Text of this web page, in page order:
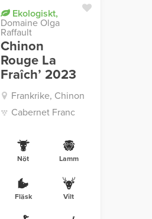
Ekologiskt,
Domaine Olga
Raffault
Chinon
Rouge La
Fraîch’ 2023
Frankrike, Chinon
Cabernet Franc
Nöt Lamm
Fläsk Vilt